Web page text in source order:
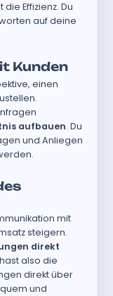
Effizienz. Du
auf deine
Kunden
einen
aufbauen. Du
und Anliegen
mit
steigern.
direkt
hast also die
direkt über
und